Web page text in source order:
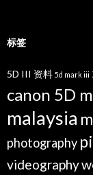
标签
5D III 资料 5d mark iii
canon 5D
malaysia
photography
videography